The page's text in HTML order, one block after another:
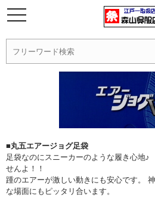
■丸五エアージョグ足袋
足袋なのにスニーカーのような履き心地
せんよ！！
踵のエアーが激しい動きにも安心です。
な場面にもピッタリ合います。